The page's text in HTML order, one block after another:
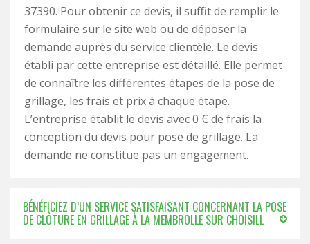
37390. Pour obtenir ce devis, il suffit de remplir le
formulaire sur le site web ou de déposer la
demande auprès du service clientèle. Le devis
établi par cette entreprise est détaillé. Elle permet
de connaître les différentes étapes de la pose de
grillage, les frais et prix à chaque étape.
L’entreprise établit le devis avec 0 € de frais la
conception du devis pour pose de grillage. La
demande ne constitue pas un engagement.
BÉNÉFICIEZ D’UN SERVICE SATISFAISANT CONCERNANT LA POSE
DE CLÔTURE EN GRILLAGE À LA MEMBROLLE SUR CHOISILL